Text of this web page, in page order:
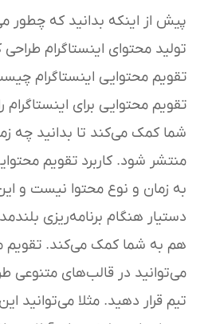
پیش از اینکه بدانید که چطور
تولید محتوای اینستاگرام طراحی
تقویم محتوایی اینستاگرام
تقویم محتوایی برای
شما کمک می‌کند تا بدانید چه
منتشر شود. کاربرد تقویم
به زمان و نوع محتوا نیست و
دستیار هنگام برنامه‌ریزی
هم به شما کمک می‌کند. تقویم
می‌توانید در قالب‌های متنوعی
تیم قرار دهید. مثلا می‌توانید